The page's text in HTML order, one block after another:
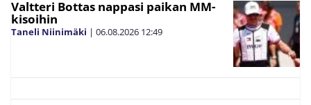
Valtteri Bottas nappasi paikan MM-
kisoihin
Taneli Niinimäki | 06.08.2026 12:49